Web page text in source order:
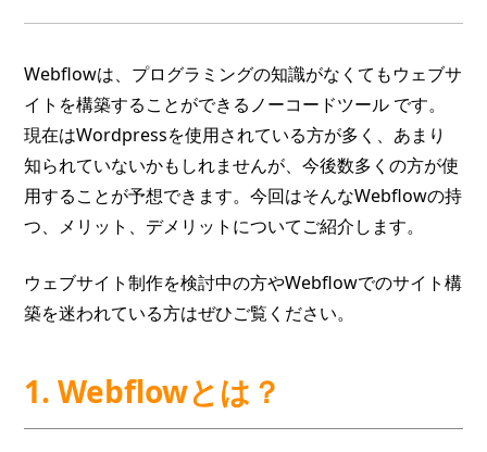
Webflowは、プログラミングの知識がなくてもウェブサ
イトを構築することができるノーコードツール です。
現在はWordpressを使用されている方が多く、あまり
知られていないかもしれませんが、今後数多くの方が使
用することが予想できます。今回はそんなWebflowの持
つ、メリット、デメリットについてご紹介します。
ウェブサイト制作を検討中の方やWebflowでのサイト構
築を迷われている方はぜひご覧ください。
1. Webflowとは？